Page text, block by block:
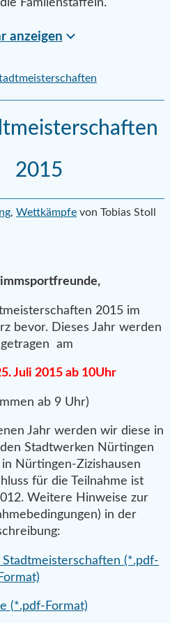
Familenstaffeln.
anzeigen
2015
, Wettkämpfe von Tobias Stoll
2015 im
bevor. Dieses Jahr werden
am
Juli 2015 ab 10Uhr
ab 9 Uhr)
Jahr werden wir diese in
Stadtwerken Nürtingen
Nürtingen-Zizishausen
für die Teilnahme ist
Weitere Hinweise zur
in der
(*.pdf-
Format)
(*.pdf-Format)